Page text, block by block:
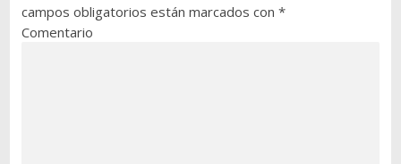
campos obligatorios están marcados con *
Comentario